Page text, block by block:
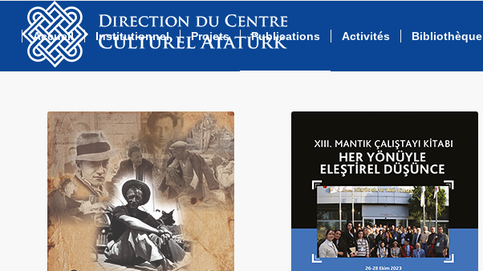
Accueil Institutionnel Projets Publications Activités Bibliothèque